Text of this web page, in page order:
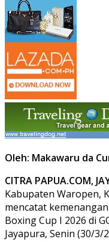
Oleh: Makawaru da
CITRA PAPUA.COM,
Kabupaten Waropen,
mencatat kemenangan
Boxing Cup I 2026 di
Jayapura, Senin (30/3/